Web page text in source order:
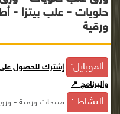
حلويات - علب بيتزا -
ورقية
الموبايل: إشترك للحصول على
والبرنامج ↗
النشاط :
منتجات ورقية -